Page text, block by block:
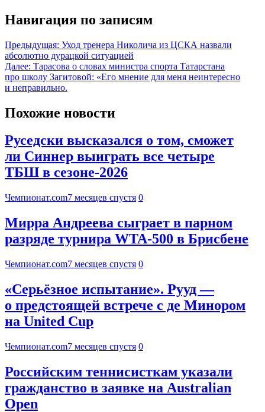
Навигация по записям
Предыдущая: Уход тренера Николича из ЦСКА назвали
абсолютно дурацкой ситуацией
Далее: Тарасова о словах министра спорта Татарстана
про школу Загитовой: «Его мнение для меня неинтересно
и неправильно.
Похожие новости
Руседски высказался о том, сможет
ли Синнер выиграть все четыре
ТБШ в сезоне-2026
Чемпионат.com7 месяцев спустя 0
Мирра Андреева сыграет в парном
разряде турнира WTA-500 в Брисбене
Чемпионат.com7 месяцев спустя 0
«Серьёзное испытание». Рууд —
о предстоящей встрече с де Минором
на United Cup
Чемпионат.com7 месяцев спустя 0
Российским теннисисткам указали
гражданство в заявке на Australian
Open